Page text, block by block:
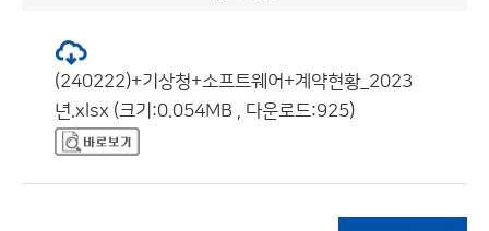
(240222)+기상청+소프트웨어+계약현황_2023
년.xlsx (크기:0.054MB , 다운로드:925)